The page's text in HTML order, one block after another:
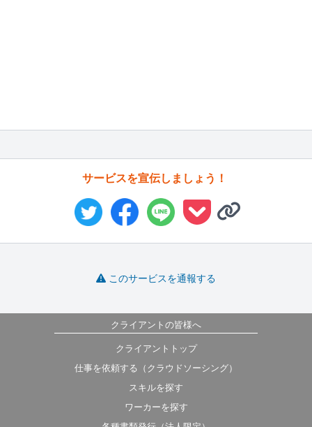
サービスを宣伝しましょう！
このサービスを通報する
クライアントの皆様へ
クライアントトップ
仕事を依頼する（クラウドソーシング）
スキルを探す
ワーカーを探す